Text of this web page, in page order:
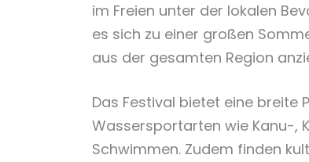
im Freien unter der lokalen
es sich zu einer großen
aus der gesamten Region
Das Festival bietet eine breite
Wassersportarten wie Kanu-,
Schwimmen. Zudem finden